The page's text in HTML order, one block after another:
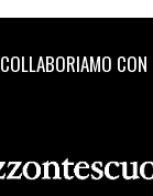
COLLABORIAMO CON